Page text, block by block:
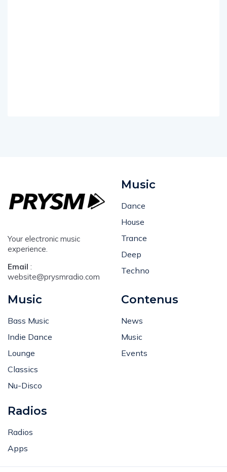
Your electronic music
experience.
Email :
website@prysmradio.com
Music
Dance
House
Trance
Deep
Techno
Music
Bass Music
Indie Dance
Lounge
Classics
Nu-Disco
Contenus
News
Music
Events
Radios
Radios
Apps